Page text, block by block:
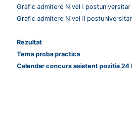
Grafic admitere Nivel I
Grafic admitere Nivel II
Rezultat
Tema proba practica
Calendar concurs asistent pozitia 24